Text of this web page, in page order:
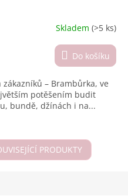
Skladem(>5 ks)
Do košíku
– Brambůrka, ve
potěšením budit
bundě, džínách i na...
PRODUKTY